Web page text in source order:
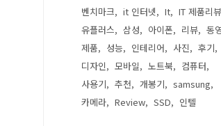
벤치마크
it 인터넷 It
IT 제품리뷰
유플러스
삼성 아이폰 리뷰
동
제품
성능 인테리어 사진
후기
디자인
모바일 노트북
컴퓨터
사용기
추천 개봉기
samsung
카메라
Review SSD 인텔